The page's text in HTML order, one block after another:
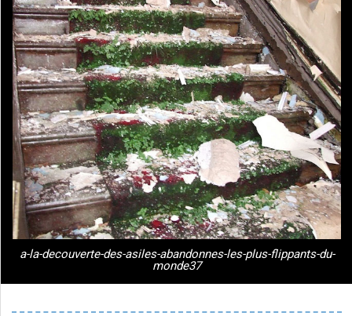
a-la-decouverte-des-asiles-abandonnes-les-plus-flippants-du-
monde37